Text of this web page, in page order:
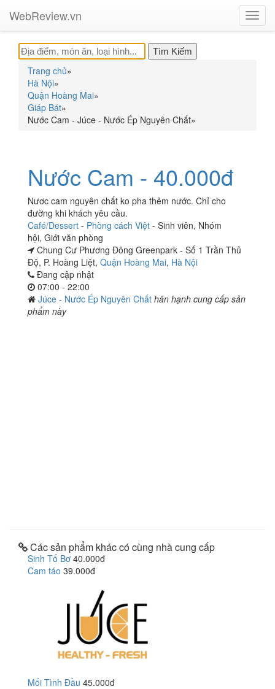
WebReview.vn
Trang chủ»
Hà Nội»
Quận Hoàng Mai»
Giáp Bát»
Nước Cam - Júce - Nước Ép Nguyên Chất»
Nước Cam - 40.000đ
Nươc cam nguyên chất ko pha thêm nước. Chỉ cho
đường khi khách yêu cầu.
Café/Dessert - Phòng cách Việt - Sinh viên, Nhóm
hội, Giới văn phòng
Chung Cư Phương Đông Greenpark - Số 1 Trần Thủ
Độ, P. Hoàng Liệt, Quận Hoàng Mai, Hà Nội
Đang cập nhật
07:00 - 22:00
Júce - Nước Ép Nguyên Chất hân hạnh cung cấp sản
phẩm này
Các sản phẩm khác có cùng nhà cung cấp
Sinh Tố Bơ 40.000đ
Cam táo 39.000đ
Mối Tình Đầu 45.000đ